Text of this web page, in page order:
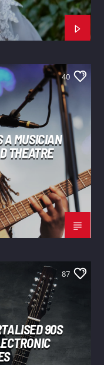
40
A MUSICIAN
THEATRE
87
90S